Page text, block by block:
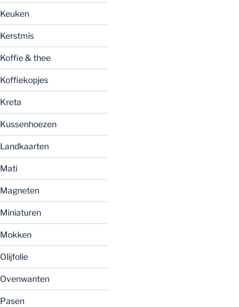
Keuken
Kerstmis
Koffie & thee
Koffiekopjes
Kreta
Kussenhoezen
Landkaarten
Mati
Magneten
Miniaturen
Mokken
Olijfolie
Ovenwanten
Pasen